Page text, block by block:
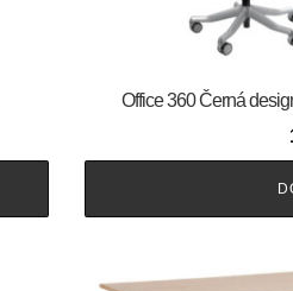
Office 360 Černá